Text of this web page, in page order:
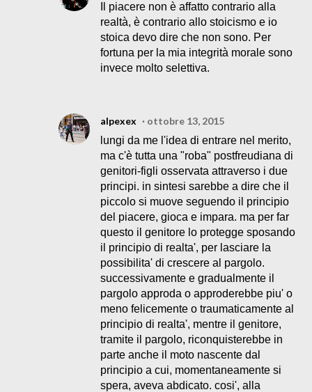
Il piacere non è affatto contrario alla
realtà, è contrario allo stoicismo e io
stoica devo dire che non sono. Per
fortuna per la mia integrità morale sono
invece molto selettiva.
alpexex
ottobre 13, 2015
lungi da me l'idea di entrare nel merito,
ma c'è tutta una "roba" postfreudiana di
genitori-figli osservata attraverso i due
principi. in sintesi sarebbe a dire che il
piccolo si muove seguendo il principio
del piacere, gioca e impara. ma per far
questo il genitore lo protegge sposando
il principio di realta', per lasciare la
possibilita' di crescere al pargolo.
successivamente e gradualmente il
pargolo approda o approderebbe piu' o
meno felicemente o traumaticamente al
principio di realta', mentre il genitore,
tramite il pargolo, riconquisterebbe in
parte anche il moto nascente dal
principio a cui, momentaneamente si
spera, aveva abdicato. cosi', alla